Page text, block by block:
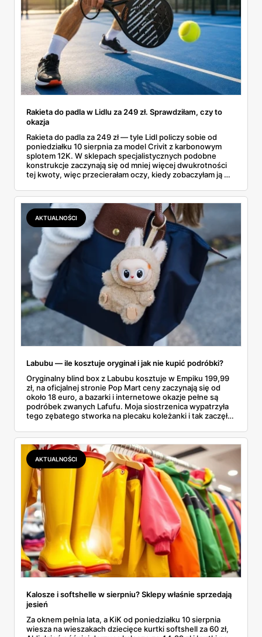
Rakieta do padla w Lidlu za 249 zł. Sprawdziłam, czy to
okazja
Rakieta do padla za 249 zł — tyle Lidl policzy sobie od
poniedziałku 10 sierpnia za model Crivit z karbonowym
splotem 12K. W sklepach specjalistycznych podobne
konstrukcje zaczynają się od mniej więcej dwukrotności
tej kwoty, więc przecierałam oczy, kiedy zobaczyłam ją w
najszybciej rosnący sport w Polsce: kortów przybywa
lawinowo, a chętnych jeszcze szybciej. Sprawdziłam, co
dokładnie dostajemy za te pieniądze i komu taka rakieta
faktycznie wystarczy.
AKTUALNOŚCI
Labubu — ile kosztuje oryginał i jak nie kupić podróbki?
Oryginalny blind box z Labubu kosztuje w Empiku 199,99
zł, na oficjalnej stronie Pop Mart ceny zaczynają się od
około 18 euro, a bazarki i internetowe okazje pełne są
podróbek zwanych Lafufu. Moja siostrzenica wypatrzyła
tego zębatego stworka na plecaku koleżanki i tak zaczęło
kosztuje i po czym poznać, że sprzedawca nie wciska nam
podróbki. Spisałam wszystko, czego się dowiedziałam —
łącznie z jedną wpadką, o której za chwilę.
AKTUALNOŚCI
Kalosze i softshelle w sierpniu? Sklepy właśnie sprzedają
jesień
Za oknem pełnia lata, a KiK od poniedziałku 10 sierpnia
wiesza na wieszakach dziecięce kurtki softshell za 60 zł,